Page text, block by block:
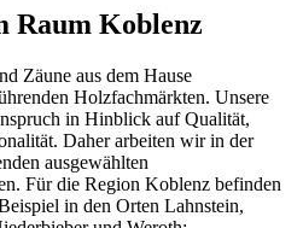
Raum Koblenz
Zäune aus dem Hause
Holzfachmärkten. Unsere
in Hinblick auf Qualität,
Daher arbeiten wir in der
ausgewählten
Für die Region Koblenz befinden
in den Orten Lahnstein,